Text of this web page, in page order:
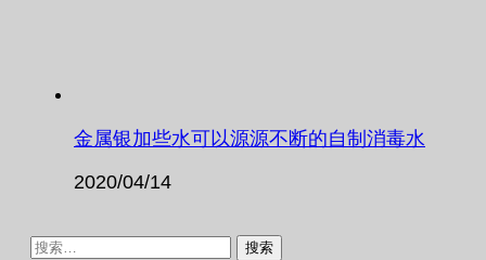
金属银加些水可以源源不断的自制消毒水
2020/04/14
搜